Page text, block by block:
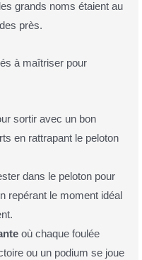
grands noms étaient au
près.
à maîtriser pour
sortir avec un bon
en rattrapant le peloton
dans le peloton pour
repérant le moment idéal
où chaque foulée
ou un podium se joue